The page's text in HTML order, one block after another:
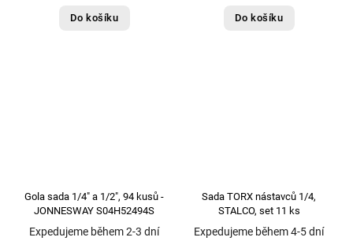
Do košíku Do košíku
Gola sada 1/4" a 1/2", 94 kusů -
JONNESWAY S04H52494S
Expedujeme během 2-3 dní
Sada TORX nástavců 1/4,
STALCO, set 11 ks
Expedujeme během 4-5 dní